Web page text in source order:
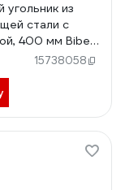
из
стали с
400 мм Biber
тов-093468
15738058